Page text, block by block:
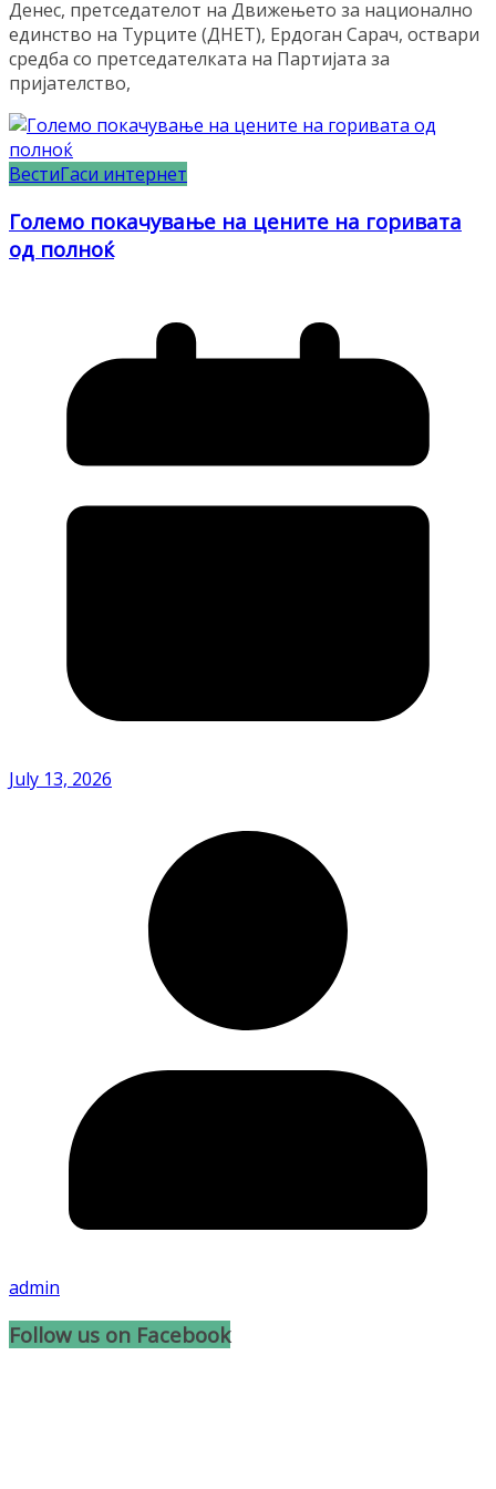
Денес, претседателот на Движењето за национално
единство на Турците (ДНЕТ), Ердоган Сарач, оствари
средба со претседателката на Партијата за
пријателство,
ВестиГаси интернет
Големо покачување на цените на горивата
од полноќ
July 13, 2026
admin
Follow us on Facebook